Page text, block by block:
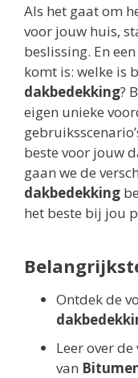
Als het gaat om
voor jouw huis,
beslissing. En
komt is: welke is
dakbedekking?
eigen unieke
beste voor jouw
gaan we de
dakbedekking
het beste bij jou
Ontdek de
Leer over
van